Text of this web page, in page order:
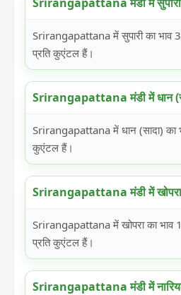
Srirangapattana में सुपारी का
प्रति कुएंटल हैं।
Srirangapattana मंडी में धान
Srirangapattana में धान (सादा) का
कुएंटल हैं।
Srirangapattana मंडी में खोपरा
Srirangapattana में खोपरा का
प्रति कुएंटल हैं।
Srirangapattana मंडी में